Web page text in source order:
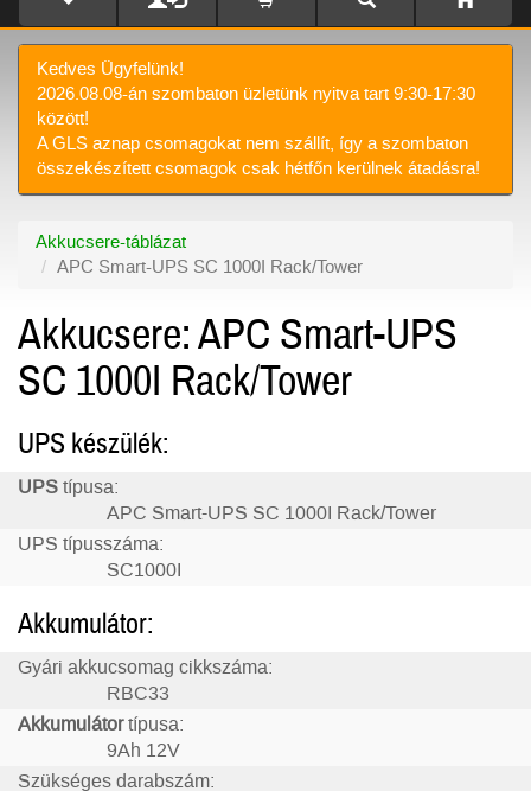
Kedves Ügyfelünk!
2026.08.08-án szombaton üzletünk nyitva tart 9:30-17:30
között!
A GLS aznap csomagokat nem szállít, így a szombaton
összekészített csomagok csak hétfőn kerülnek átadásra!
Akkucsere-táblázat
APC Smart-UPS SC 1000I Rack/Tower
Akkucsere: APC Smart-UPS
SC 1000I Rack/Tower
UPS készülék:
UPS típusa:
APC Smart-UPS SC 1000I Rack/Tower
UPS típusszáma:
SC1000I
Akkumulátor:
Gyári akkucsomag cikkszáma:
RBC33
Akkumulátortípusa:
9Ah 12V
Szükséges darabszám: